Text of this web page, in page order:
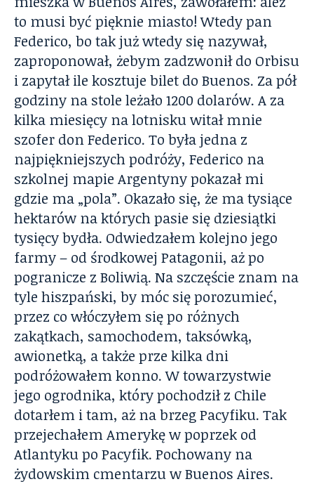
to musi być pięknie miasto! Wtedy pan
Federico, bo tak już wtedy się nazywał,
zaproponował, żebym zadzwonił do Orbisu
i zapytał ile kosztuje bilet do Buenos. Za pół
godziny na stole leżało 1200 dolarów. A za
kilka miesięcy na lotnisku witał mnie
szofer don Federico. To była jedna z
najpiękniejszych podróży, Federico na
szkolnej mapie Argentyny pokazał mi
gdzie ma „pola”. Okazało się, że ma tysiące
hektarów na których pasie się dziesiątki
tysięcy bydła. Odwiedzałem kolejno jego
farmy – od środkowej Patagonii, aż po
pogranicze z Boliwią. Na szczęście znam na
tyle hiszpański, by móc się porozumieć,
przez co włóczyłem się po różnych
zakątkach, samochodem, taksówką,
awionetką, a także prze kilka dni
podróżowałem konno. W towarzystwie
jego ogrodnika, który pochodził z Chile
dotarłem i tam, aż na brzeg Pacyfiku. Tak
przejechałem Amerykę w poprzek od
Atlantyku po Pacyfik. Pochowany na
żydowskim cmentarzu w Buenos Aires.